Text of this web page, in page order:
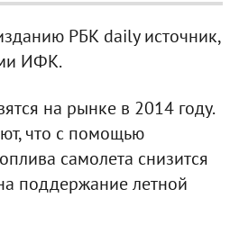
РБК daily источник,
ИФК.
на рынке в 2014 году.
что с помощью
самолета снизится
поддержание летной